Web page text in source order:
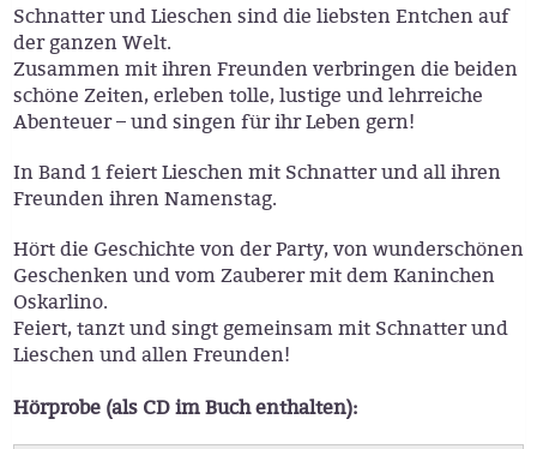
Schnatter und Lieschen sind die liebsten Entchen auf
der ganzen Welt.
Zusammen mit ihren Freunden verbringen die beiden
schöne Zeiten, erleben tolle, lustige und lehrreiche
Abenteuer – und singen für ihr Leben gern!
In Band 1 feiert Lieschen mit Schnatter und all ihren
Freunden ihren Namenstag.
Hört die Geschichte von der Party, von wunderschönen
Geschenken und vom Zauberer mit dem Kaninchen
Oskarlino.
Feiert, tanzt und singt gemeinsam mit Schnatter und
Lieschen und allen Freunden!
Hörprobe (als CD im Buch enthalten):